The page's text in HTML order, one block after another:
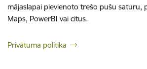
mājaslapai pievienoto trešo pušu saturu,
Maps, PowerBI vai citus.
Privātuma politika